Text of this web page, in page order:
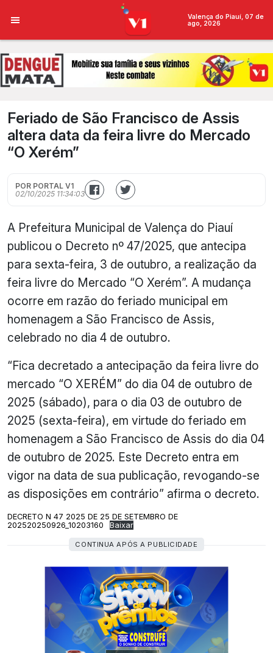
Valença do Piauí, 07 de
ago, 2026
Feriado de São Francisco de Assis
altera data da feira livre do Mercado
“O Xerém”
POR PORTAL V1
02/10/2025 11:34:03
A Prefeitura Municipal de Valença do Piauí
publicou o Decreto nº 47/2025, que antecipa
para sexta-feira, 3 de outubro, a realização da
feira livre do Mercado “O Xerém”. A mudança
ocorre em razão do feriado municipal em
homenagem a São Francisco de Assis,
celebrado no dia 4 de outubro.
“Fica decretado a antecipação da feira livre do
mercado “O XERÉM” do dia 04 de outubro de
2025 (sábado), para o dia 03 de outubro de
2025 (sexta-feira), em virtude do feriado em
homenagem a São Francisco de Assis do dia 04
de outubro de 2025. Este Decreto entra em
vigor na data de sua publicação, revogando-se
as disposições em contrário” afirma o decreto.
DECRETO N 47 2025 DE 25 DE SETEMBRO DE
202520250926_10203160
Baixar
CONTINUA APÓS A PUBLICIDADE